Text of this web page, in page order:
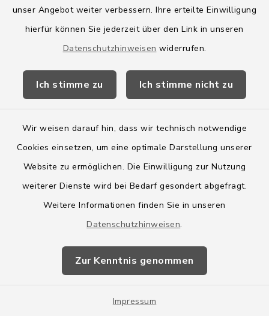
unser Angebot weiter verbessern. Ihre erteilte Einwilligung
hierfür können Sie jederzeit über den Link in unseren
Datenschutzhinweisen widerrufen.
Ich stimme zu Ich stimme nicht zu
Wir weisen darauf hin, dass wir technisch notwendige
Cookies einsetzen, um eine optimale Darstellung unserer
Website zu ermöglichen. Die Einwilligung zur Nutzung
weiterer Dienste wird bei Bedarf gesondert abgefragt.
Weitere Informationen finden Sie in unseren
Datenschutzhinweisen.
Zur Kenntnis genommen
Impressum
CDU Ortsverband
Rickling
Rickling
Vorsitzende: Karen Wilcken-
Dobbruntz
Claudia Böttger
Twiete 9, 24598 Boostedt
04393/9976-48
claudia.boettger@amt-